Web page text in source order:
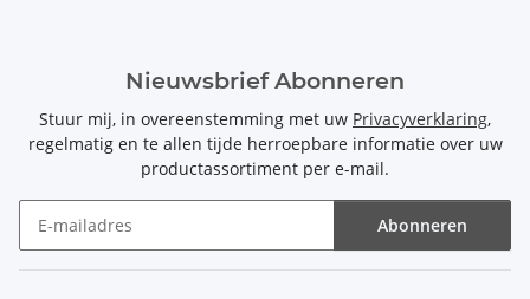
Nieuwsbrief Abonneren
Stuur mij, in overeenstemming met uw Privacyverklaring,
regelmatig en te allen tijde herroepbare informatie over uw
productassortiment per e-mail.
Abonneren